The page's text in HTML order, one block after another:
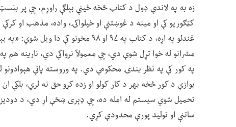
زه به په لاندې ډول د کتاب څخه ځینې بېلګې راوړم، چې پر
کټګوریو کې او مینه د غوښتنې او خپلواکۍ، واده، مذهب او
غندلو په اړه، د کتاب په ۹۷ او ۹۸
مشرانو له خوا تړل شوې دي، چې معمولآ نرواکې دي، نارینه
په کور کې په نظر بندۍ محکومې دي. په وروسته پاتې
یوازې د کور څخه بهر د کار کولو او زده کړو حق نه لري،
تحمیل شوي سیستم له امله ده، چې ډېری ښځې اړ دي، د دودیزه
ساتنې او تولید پورې محدودې کړي.